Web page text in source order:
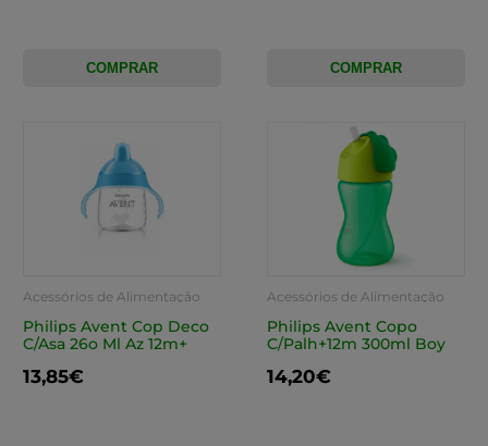
COMPRAR COMPRAR
Acessórios de Alimentação
Philips Avent Cop Deco
C/Asa 26o Ml Az 12m+
13,85€
Acessórios de Alimentação
Philips Avent Copo
C/Palh+12m 300ml Boy
14,20€